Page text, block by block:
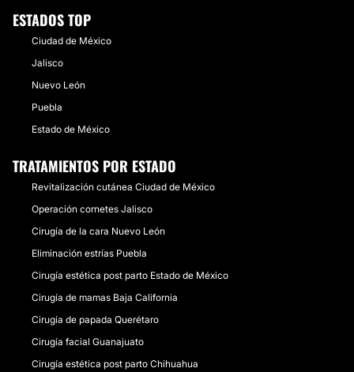
ESTADOS TOP
Ciudad de México
Jalisco
Nuevo León
Puebla
Estado de México
TRATAMIENTOS POR ESTADO
Revitalización cutánea Ciudad de México
Operación cornetes Jalisco
Cirugía de la cara Nuevo León
Eliminación estrías Puebla
Cirugía estética post parto Estado de México
Cirugía de mamas Baja California
Cirugía de papada Querétaro
Cirugía facial Guanajuato
Cirugía estética post parto Chihuahua